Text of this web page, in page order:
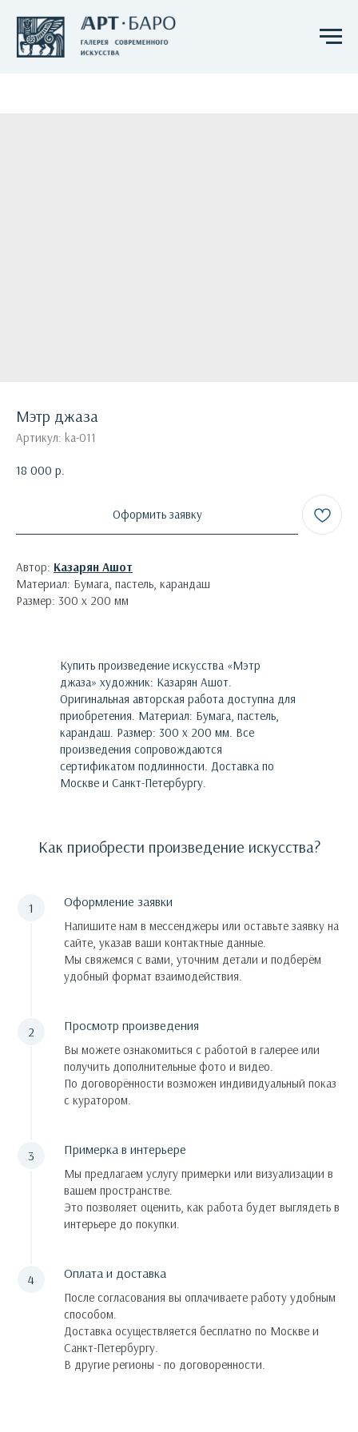
Мэтр джаза
Артикул: ka-011
18 000 р.
Оформить заявку
Автор: Казарян Ашот
Материал: Бумага, пастель, карандаш
Размер: 300 х 200 мм
Купить произведение искусства «Мэтр
джаза» художник: Казарян Ашот.
Оригинальная авторская работа доступна для
приобретения. Материал: Бумага, пастель,
карандаш. Размер: 300 х 200 мм. Все
произведения сопровождаются
сертификатом подлинности. Доставка по
Москве и Санкт-Петербургу.
Как приобрести произведение искусства?
Оформление заявки
Напишите нам в мессенджеры или оставьте заявку на
сайте, указав ваши контактные данные.
Мы свяжемся с вами, уточним детали и подберём
удобный формат взаимодействия.
Просмотр произведения
Вы можете ознакомиться с работой в галерее или
получить дополнительные фото и видео.
По договорённости возможен индивидуальный показ
с куратором.
Примерка в интерьере
Мы предлагаем услугу примерки или визуализации в
вашем пространстве.
Это позволяет оценить, как работа будет выглядеть в
интерьере до покупки.
Оплата и доставка
После согласования вы оплачиваете работу удобным
способом.
Доставка осуществляется бесплатно по Москве и
Санкт-Петербургу.
В другие регионы - по договоренности.